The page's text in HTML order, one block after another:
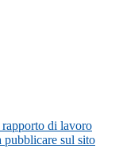
di lavoro
pubblicare sul sito